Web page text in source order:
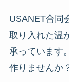
USANET合同
取り入れた温
承っています
作りませんか